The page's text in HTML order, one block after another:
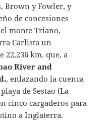
Brown y Fowler, y
de concesiones
monte Triano,
Carlista un
22,236 km. que, a
River and
, enlazando la cuenca
de Sestao (La
cinco cargaderos para
a Inglaterra.